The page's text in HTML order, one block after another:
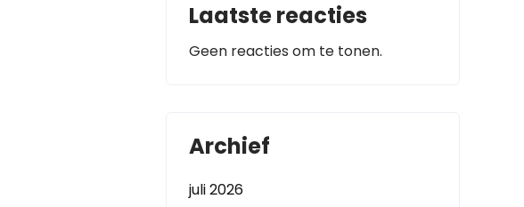
Laatste reacties
Geen reacties om te tonen.
Archief
juli 2026